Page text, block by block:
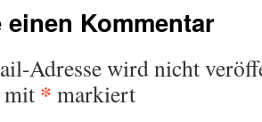
einen Kommentar
Adresse wird nicht
mit * markiert